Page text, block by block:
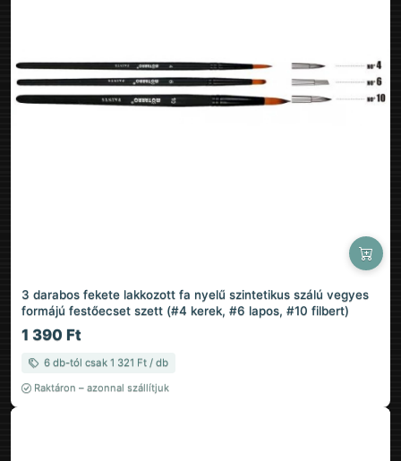
3 darabos fekete lakkozott fa nyelű szintetikus szálú vegyes
formájú festőecset szett (#4 kerek, #6 lapos, #10 filbert)
1 390 Ft
6 db-tól csak 1 321 Ft / db
Raktáron – azonnal szállítjuk